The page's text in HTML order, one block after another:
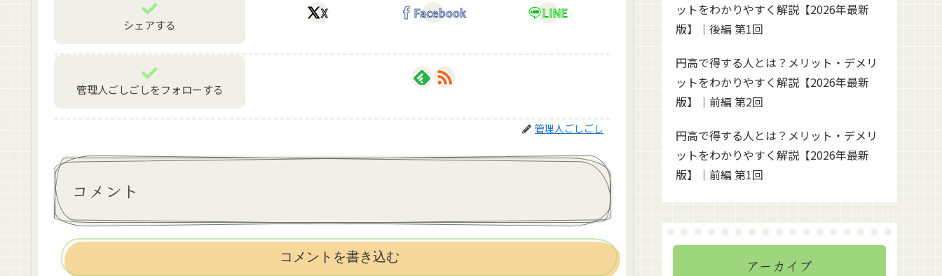
シェアする
X Facebook LINE
管理人ごしごしをフォローする
管理人ごしごし
コメント
コメントを書き込む
ットをわかりやすく解説【2026年最新
版】｜後編 第1回
円高で得する人とは？メリット・デメリ
ットをわかりやすく解説【2026年最新
版】｜前編 第2回
円高で得する人とは？メリット・デメリ
ットをわかりやすく解説【2026年最新
版】｜前編 第1回
アーカイブ